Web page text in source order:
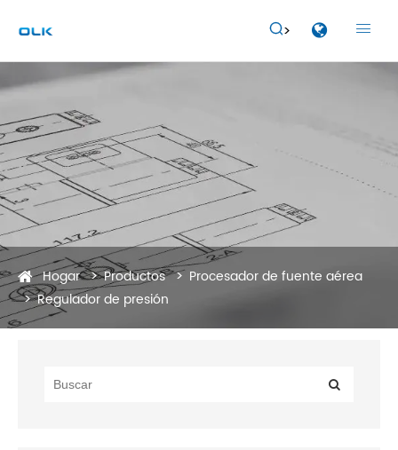
 
Hogar Productos
Procesador de fuente aérea
Regulador de presión